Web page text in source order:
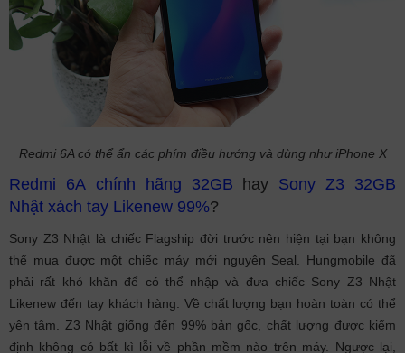
Redmi 6A có thể ẩn các phím điều hướng và dùng như iPhone X
Redmi 6A chính hãng 32GB hay Sony Z3 32GB
Nhật xách tay Likenew 99%?
Sony Z3 Nhật là chiếc Flagship đời trước nên hiện tại bạn không
thể mua được một chiếc máy mới nguyên Seal. Hungmobile đã
phải rất khó khăn để có thể nhập và đưa chiếc Sony Z3 Nhật
Likenew đến tay khách hàng. Về chất lượng bạn hoàn toàn có thể
yên tâm. Z3 Nhật giống đến 99% bản gốc, chất lượng được kiểm
định không có bất kì lỗi về phần mềm nào trên máy. Ngược lại,